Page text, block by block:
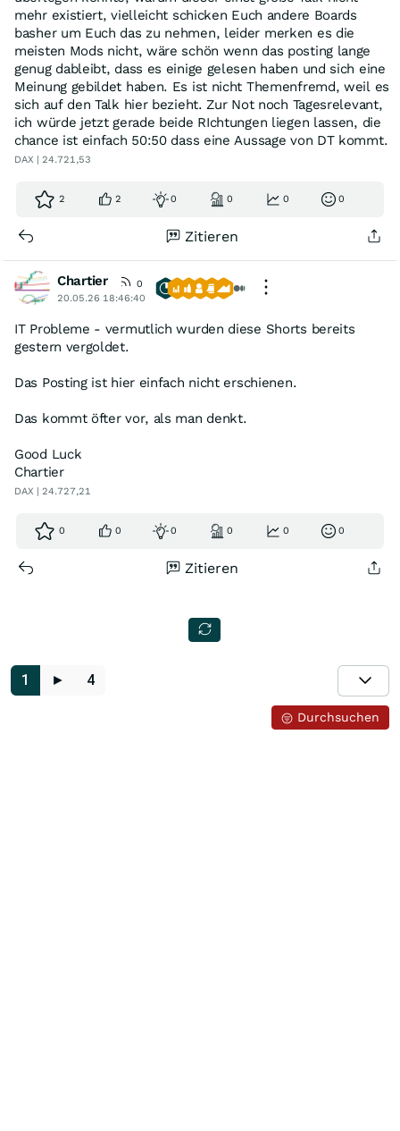
mehr existiert, vielleicht schicken Euch andere Boards
basher um Euch das zu nehmen, leider merken es die
meisten Mods nicht, wäre schön wenn das posting lange
genug dableibt, dass es einige gelesen haben und sich eine
Meinung gebildet haben. Es ist nicht Themenfremd, weil es
sich auf den Talk hier bezieht. Zur Not noch Tagesrelevant,
ich würde jetzt gerade beide RIchtungen liegen lassen, die
chance ist einfach 50:50 dass eine Aussage von DT kommt.
DAX | 24.721,53
2 2 0 0 0 0
Zitieren
Chartier
0
20.05.26 18:46:40
IT Probleme - vermutlich wurden diese Shorts bereits
gestern vergoldet.
Das Posting ist hier einfach nicht erschienen.
Das kommt öfter vor, als man denkt.
Good Luck
Chartier
DAX | 24.727,21
0 0 0 0 0 0
Zitieren
1 ► 4
Durchsuchen